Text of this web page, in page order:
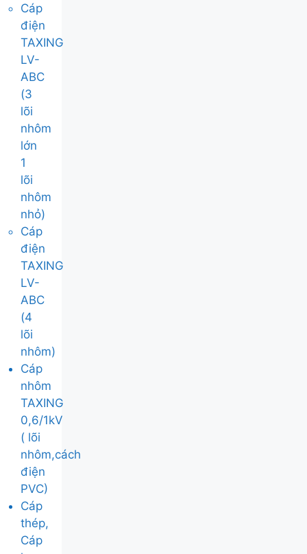
Cáp
điện
TAXING
LV-
ABC
(3
lõi
nhôm
lớn
1
lõi
nhôm
nhỏ)
Cáp
điện
TAXING
LV-
ABC
(4
lõi
nhôm)
Cáp
nhôm
TAXING
0,6/1kV
( lõi
nhôm,cách
điện
PVC)
Cáp
thép,
Cáp